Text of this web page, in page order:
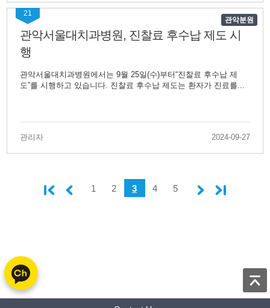
21
관악분원
관악서울대치과병원, 진찰료 후수납 제도 시
행
관악서울대치과병원에서는 9월 25일(수)부터“진찰료 후수납 제
도”를 시행하고 있습니다. 진찰료 후수납 제도는 환자가 진료를...
관리자 2024-09-27
1 2 3 4 5